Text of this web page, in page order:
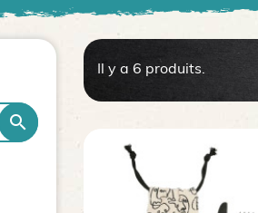

Il y a 6 produits.